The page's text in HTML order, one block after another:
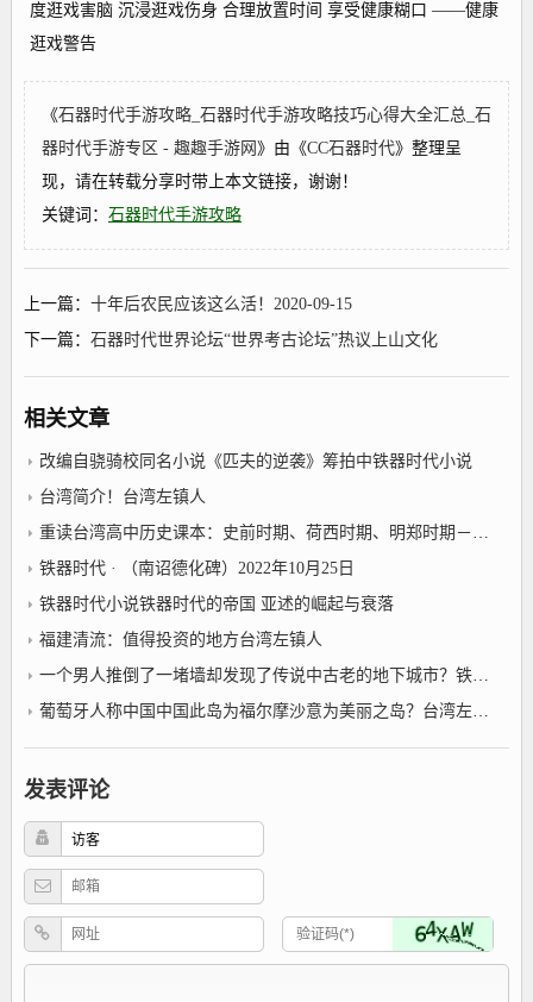
度逛戏害脑 沉浸逛戏伤身 合理放置时间 享受健康糊口 ——健康
逛戏警告
《石器时代手游攻略_石器时代手游攻略技巧心得大全汇总_石
器时代手游专区 - 趣趣手游网》由《CC石器时代》整理呈
现，请在转载分享时带上本文链接，谢谢！
关键词： 石器时代手游攻略
上一篇： 十年后农民应该这么活！2020-09-15
下一篇： 石器时代世界论坛“世界考古论坛”热议上山文化
相关文章
改编自骁骑校同名小说《匹夫的逆袭》筹拍中铁器时代小说
台湾简介！台湾左镇人
重读台湾高中历史课本：史前时期、荷西时期、明郑时期－事件年表2022年10月25日台湾左镇人
铁器时代 · （南诏德化碑）2022年10月25日
铁器时代小说铁器时代的帝国 亚述的崛起与衰落
福建清流：值得投资的地方台湾左镇人
一个男人推倒了一堵墙却发现了传说中古老的地下城市？铁器时代小说
葡萄牙人称中国中国此岛为福尔摩沙意为美丽之岛？台湾左镇人
发表评论